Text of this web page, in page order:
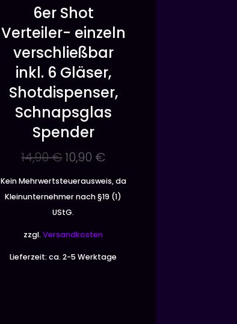
6er Shot
Verteiler- einzeln
verschließbar
inkl. 6 Gläser,
Shotdispenser,
Schnapsglas
Spender
14,90€Ursprünglicher
war:
14,90 €
10,90 €
ist:
10,90 €.
Kein Mehrwertsteuerausweis, da
Kleinunternehmer nach §19 (1)
UStG.
zzgl.Versandkosten
Lieferzeit:ca. 2-5 Werktage